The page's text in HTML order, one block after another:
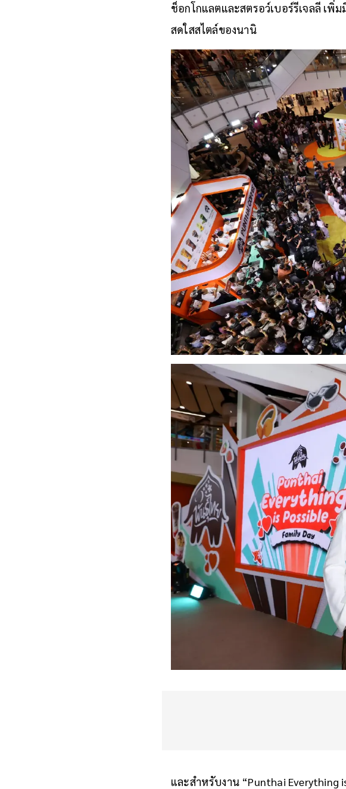
ช็อกโกแลตและสตรอว์เบอร์รีเจลลี เพิ่
สดใสสไตล์ของนานิ
และสำหรับงาน “Punthai Everything